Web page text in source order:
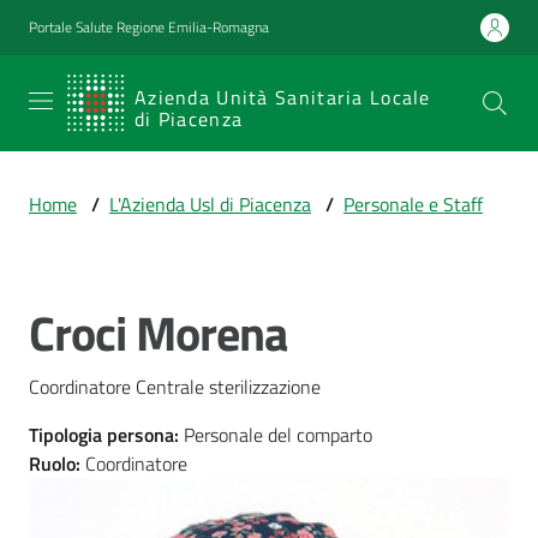
Vai al contenuto
Vai alla navigazione
Vai al footer
Portale Salute Regione Emilia-Romagna
Azienda Unità Sanitaria Locale
di Piacenza
SERVIZIO
SANITARIO
Emilia-
Sanitaria Locale
di Piacenza
Prestazioni
e
Home / L'Azienda Usl di Piacenza / Personale e Staff
Salta al contenuto
Croci Morena
Coordinatore Centrale sterilizzazione
Tipologia persona: Personale del comparto
Ruolo: Coordinatore